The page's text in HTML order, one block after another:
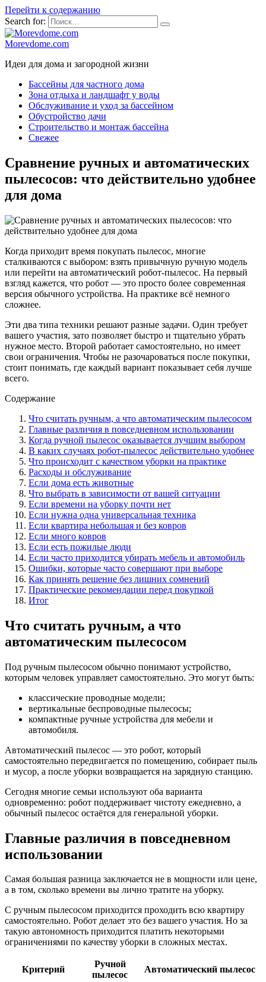
Перейти к содержанию
Search for:
Morevdome.com
Идеи для дома и загородной жизни
Бассейны для частного дома
Зона отдыха и ландшафт у воды
Обслуживание и уход за бассейном
Обустройство дачи
Строительство и монтаж бассейна
Свежее
Сравнение ручных и автоматических
пылесосов: что действительно удобнее
для дома
Когда приходит время покупать пылесос, многие
сталкиваются с выбором: взять привычную ручную модель
или перейти на автоматический робот-пылесос. На первый
взгляд кажется, что робот — это просто более современная
версия обычного устройства. На практике всё немного
сложнее.
Эти два типа техники решают разные задачи. Один требует
вашего участия, зато позволяет быстро и тщательно убрать
нужное место. Второй работает самостоятельно, но имеет
свои ограничения. Чтобы не разочароваться после покупки,
стоит понимать, где каждый вариант показывает себя лучше
всего.
Содержание
Что считать ручным, а что автоматическим пылесосом
Главные различия в повседневном использовании
Когда ручной пылесос оказывается лучшим выбором
В каких случаях робот-пылесос действительно удобнее
Что происходит с качеством уборки на практике
Расходы и обслуживание
Если дома есть животные
Что выбрать в зависимости от вашей ситуации
Если времени на уборку почти нет
Если нужна одна универсальная техника
Если квартира небольшая и без ковров
Если много ковров
Если есть пожилые люди
Если часто приходится убирать мебель и автомобиль
Ошибки, которые часто совершают при выборе
Как принять решение без лишних сомнений
Практические рекомендации перед покупкой
Итог
Что считать ручным, а что
автоматическим пылесосом
Под ручным пылесосом обычно понимают устройство,
которым человек управляет самостоятельно. Это могут быть:
классические проводные модели;
вертикальные беспроводные пылесосы;
компактные ручные устройства для мебели и
автомобиля.
Автоматический пылесос — это робот, который
самостоятельно передвигается по помещению, собирает пыль
и мусор, а после уборки возвращается на зарядную станцию.
Сегодня многие семьи используют оба варианта
одновременно: робот поддерживает чистоту ежедневно, а
обычный пылесос остаётся для генеральной уборки.
Главные различия в повседневном
использовании
Самая большая разница заключается не в мощности или цене,
а в том, сколько времени вы лично тратите на уборку.
С ручным пылесосом приходится проходить всю квартиру
самостоятельно. Робот делает это без вашего участия. Но за
такую автономность приходится платить некоторыми
ограничениями по качеству уборки в сложных местах.
Критерий
Ручной
пылесос
Автоматический пылесос